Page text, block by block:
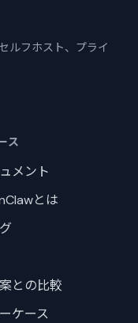
ルフホスト、プライ
ス
メント
とは
との比較
ケース